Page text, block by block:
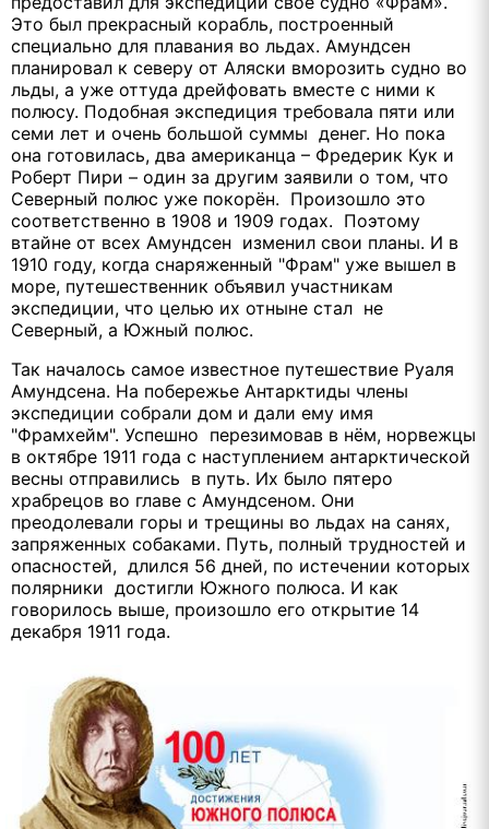
Это был прекрасный корабль, построенный
специально для плавания во льдах. Амундсен
планировал к северу от Аляски вморозить судно во
льды, а уже оттуда дрейфовать вместе с ними к
полюсу. Подобная экспедиция требовала пяти или
семи лет и очень большой суммы денег. Но пока
она готовилась, два американца – Фредерик Кук и
Роберт Пири – один за другим заявили о том, что
Северный полюс уже покорён. Произошло это
соответственно в 1908 и 1909 годах. Поэтому
втайне от всех Амундсен изменил свои планы. И в
1910 году, когда снаряженный "Фрам" уже вышел в
море, путешественник объявил участникам
экспедиции, что целью их отныне стал не
Северный, а Южный полюс.
Так началось самое известное путешествие Руаля
Амундсена. На побережье Антарктиды члены
экспедиции собрали дом и дали ему имя
"Фрамхейм". Успешно перезимовав в нём, норвежцы
в октябре 1911 года с наступлением антарктической
весны отправились в путь. Их было пятеро
храбрецов во главе с Амундсеном. Они
преодолевали горы и трещины во льдах на санях,
запряженных собаками. Путь, полный трудностей и
опасностей, длился 56 дней, по истечении которых
полярники достигли Южного полюса. И как
говорилось выше, произошло его открытие 14
декабря 1911 года.